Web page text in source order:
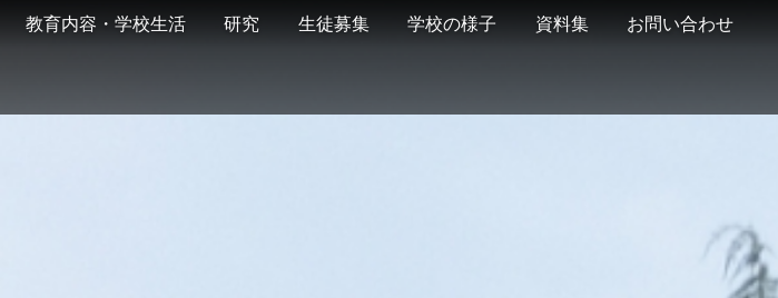
教育内容・学校生活 研究 生徒募集 学校の様子 資料集 お問い合わせ